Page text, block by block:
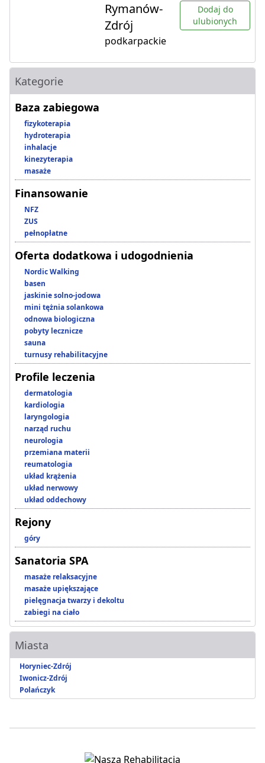
Rymanów-
Zdrój
podkarpackie
Dodaj do
ulubionych
Kategorie
Baza zabiegowa
fizykoterapia
hydroterapia
inhalacje
kinezyterapia
masaże
Finansowanie
NFZ
ZUS
pełnopłatne
Oferta dodatkowa i udogodnienia
Nordic Walking
basen
jaskinie solno-jodowa
mini tężnia solankowa
odnowa biologiczna
pobyty lecznicze
sauna
turnusy rehabilitacyjne
Profile leczenia
dermatologia
kardiologia
laryngologia
narząd ruchu
neurologia
przemiana materii
reumatologia
układ krążenia
układ nerwowy
układ oddechowy
Rejony
góry
Sanatoria SPA
masaże relaksacyjne
masaże upiększające
pielęgnacja twarzy i dekoltu
zabiegi na ciało
Miasta
Horyniec-Zdrój
Iwonicz-Zdrój
Polańczyk